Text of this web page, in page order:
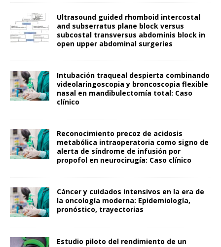
Ultrasound guided rhomboid intercostal
and subserratus plane block versus
subcostal transversus abdominis block in
open upper abdominal surgeries
Intubación traqueal despierta combinando
videolaringoscopia y broncoscopia flexible
nasal en mandibulectomía total: Caso
clínico
Reconocimiento precoz de acidosis
metabólica intraoperatoria como signo de
alerta de síndrome de infusión por
propofol en neurocirugía: Caso clínico
Cáncer y cuidados intensivos en la era de
la oncología moderna: Epidemiología,
pronóstico, trayectorias
Estudio piloto del rendimiento de un